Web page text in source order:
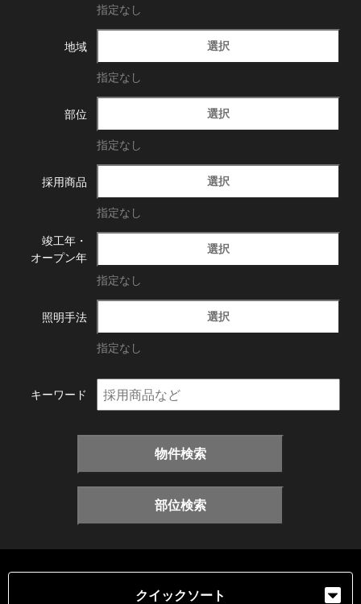
指定なし
地域 選択
指定なし
部位 選択
指定なし
採用商品 選択
指定なし
竣工年・
オープン年
選択
指定なし
照明手法 選択
指定なし
キーワード
物件検索
部位検索
クイックソート